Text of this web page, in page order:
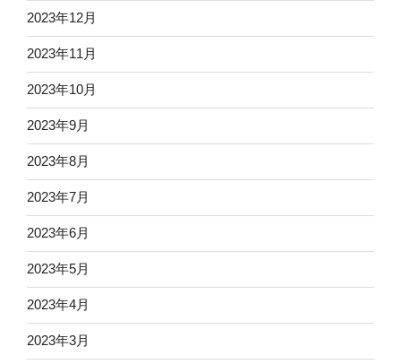
2023年12月
2023年11月
2023年10月
2023年9月
2023年8月
2023年7月
2023年6月
2023年5月
2023年4月
2023年3月